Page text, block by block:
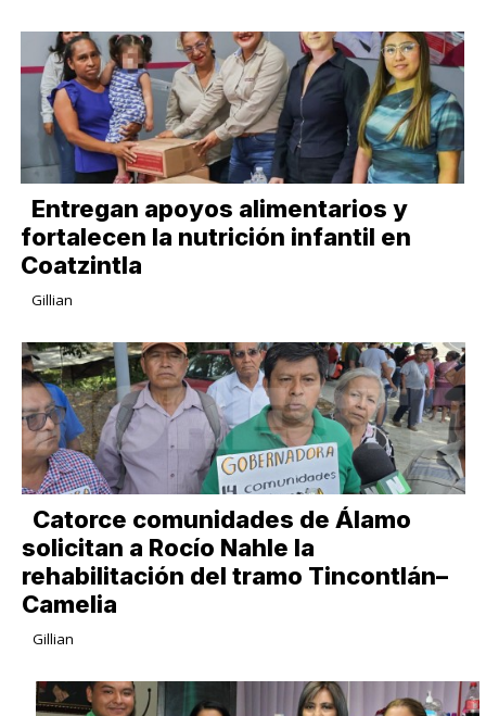
Entregan apoyos alimentarios y
fortalecen la nutrición infantil en
Coatzintla
Gillian
Catorce comunidades de Álamo
solicitan a Rocío Nahle la
rehabilitación del tramo Tincontlán–
Camelia
Gillian